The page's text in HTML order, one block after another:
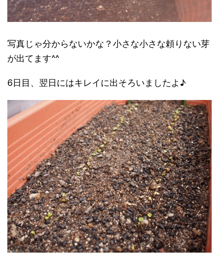
写真じゃ分からないかな？小さな小さな頼りない芽
が出てます^^
6日目、翌日にはキレイに出そろいましたよ♪